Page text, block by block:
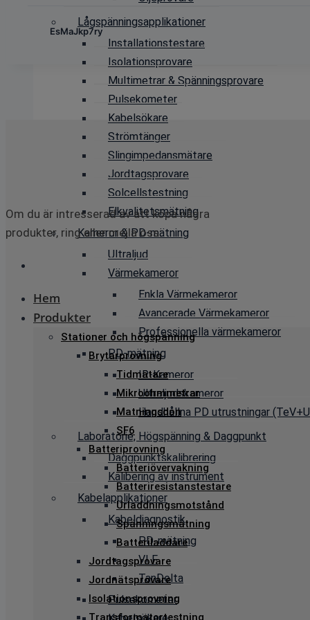
Lågspänningsapplikationer
Installationstestare
Isolationsprovare
Multimetrar & Spänningsprovare
Pulsekometer
Kabelsökare
Strömtänger
Slingimpedansmätare
Jordtagsprovare
Solcellstestning
Elkvalitetsmätning
Kameror & PD-mätning
Ultraljud
Värmekameror
Enkla Värmekameror
Avancerade Värmekameror
Professionella värmekameror
PD-mätning
IR-Kameror
Ultraljudskameror
Handhållna PD utrustningar
Laboratorie, Högspänning & Daggpunkt
Daggpunktskalibrering
Kalibering av instrument
Kabelapplikationer
Kabeldiagnostik
PD-mätning
VLF
TanDelta
Pulsekometer
EsMaJkp7ry
Om du är intresserad av att köpa några
produkter, ring eller mejla oss:
Hem
Produkter
Stationer och högspänning
Brytarprovning
Tidmätare
Mikroohmmetrar
Matningsdon
SF6
Batteriprovning
Batteriövervakning
Batteriresistanstestare
Urladdningsmotstånd
Spänningsmätning
Batteriladdare
Jordtagsprovare
Jordnätsprovare
Isolationsprovning
Transformatortestning